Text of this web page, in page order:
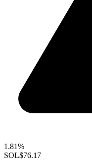
1.81%
SOL$76.17